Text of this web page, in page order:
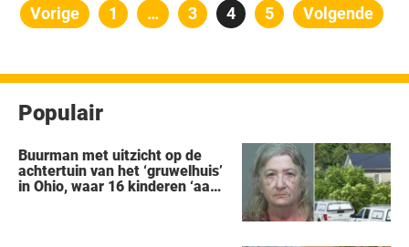
Berichten
Vorige Pagina
1 … Pagina
3 Pagina
4 Pagina
5 Volgende
Populair
Buurman met uitzicht op de
achtertuin van het ‘gruwelhuis’
in Ohio, waar 16 kinderen ‘aan